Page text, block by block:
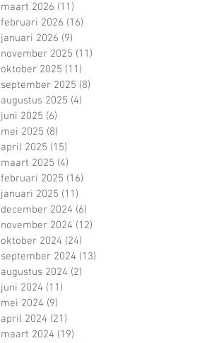
maart 2026 (11)
februari 2026 (16)
januari 2026 (9)
november 2025 (11)
oktober 2025 (11)
september 2025 (8)
augustus 2025 (4)
juni 2025 (6)
mei 2025 (8)
april 2025 (15)
maart 2025 (4)
februari 2025 (16)
januari 2025 (11)
december 2024 (6)
november 2024 (12)
oktober 2024 (24)
september 2024 (13)
augustus 2024 (2)
juni 2024 (11)
mei 2024 (9)
april 2024 (21)
maart 2024 (19)